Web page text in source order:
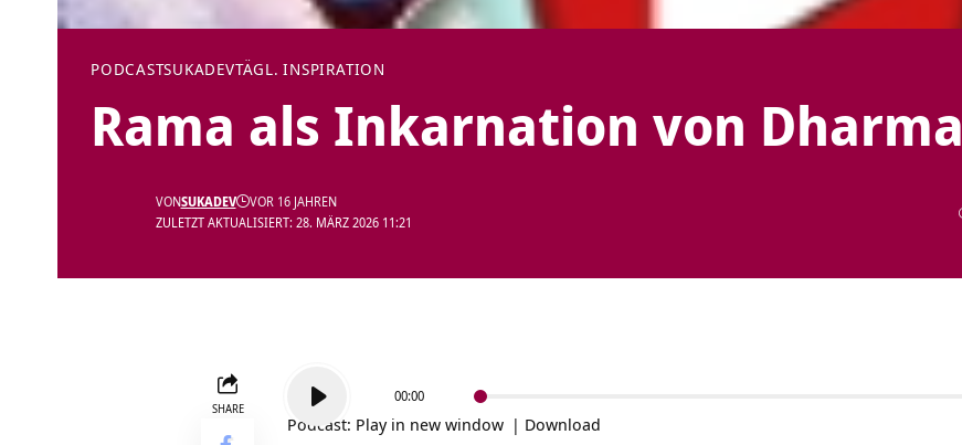
PODCASTSUKADEVTÄGL. INSPIRATION
Rama als Inkarnation von Dharma
ZULETZT AKTUALISIERT: 28. MÄRZ 2026 11:21
VONSUKADEV VOR 16 JAHREN
SHARE
Player
00:00
Podcast: Play in new window | Download